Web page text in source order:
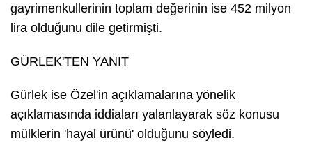
gayrimenkullerinin toplam değerinin ise 452 milyon
lira olduğunu dile getirmişti.
GÜRLEK'TEN YANIT
Gürlek ise Özel'in açıklamalarına yönelik
açıklamasında iddiaları yalanlayarak söz konusu
mülklerin 'hayal ürünü' olduğunu söyledi.